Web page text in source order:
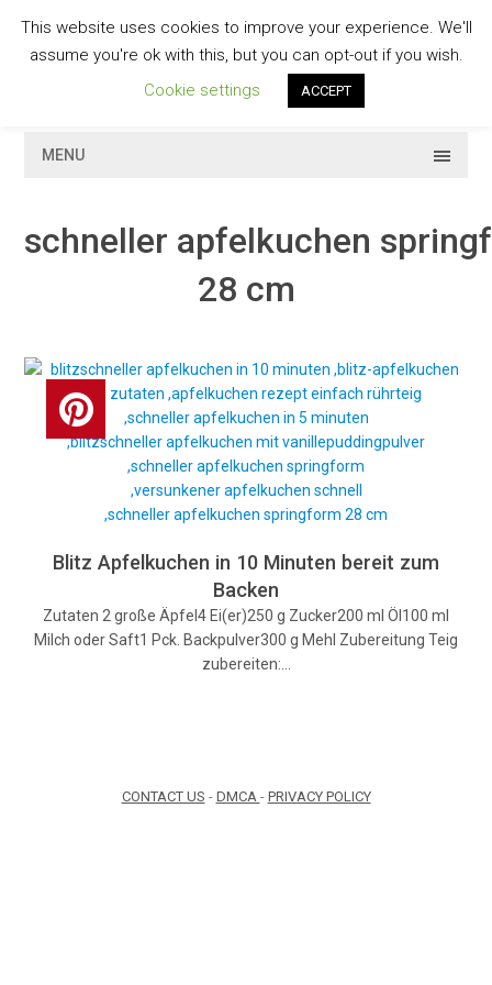
contentGESCHMACKVOLL
MENU
schneller apfelkuchen
28 cm
Blitz Apfelkuchen in 10 Minuten bereit zum
Backen
Zutaten 2 große Äpfel4 Ei(er)250 g Zucker200 ml Öl100 ml
Milch oder Saft1 Pck. Backpulver300 g Mehl Zubereitung Teig
zubereiten:…
CONTACT US - DMCA - PRIVACY POLICY
This website uses cookies to improve your experience. We'll
assume you're ok with this, but you can opt-out if you wish.
Cookie settings
ACCEPT